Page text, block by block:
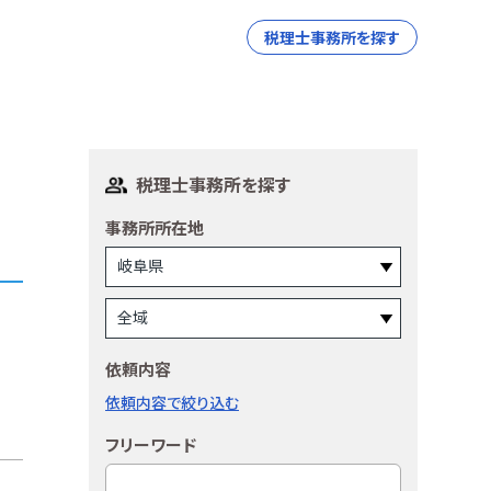
税理士事務所を探す
税理士事務所を探す
事務所所在地
依頼内容
依頼内容で絞り込む
フリーワード